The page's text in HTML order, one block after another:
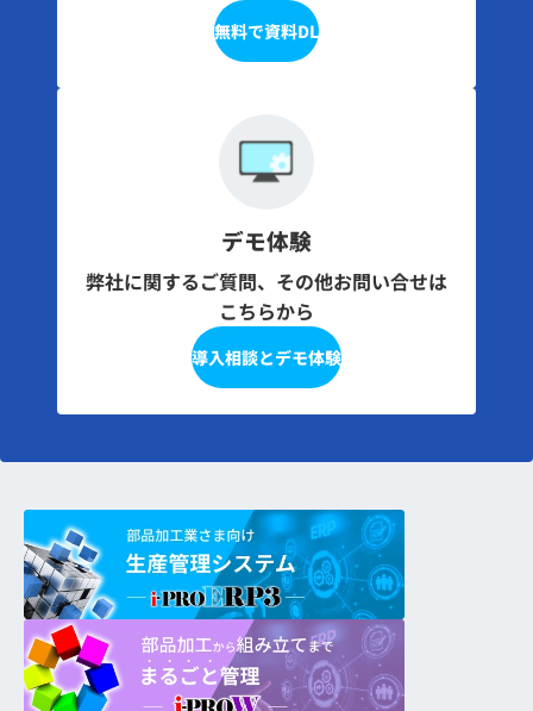
無料で資料DL
デモ体験
弊社に関するご質問、その他お問い合せは
こちらから
導入相談とデモ体験